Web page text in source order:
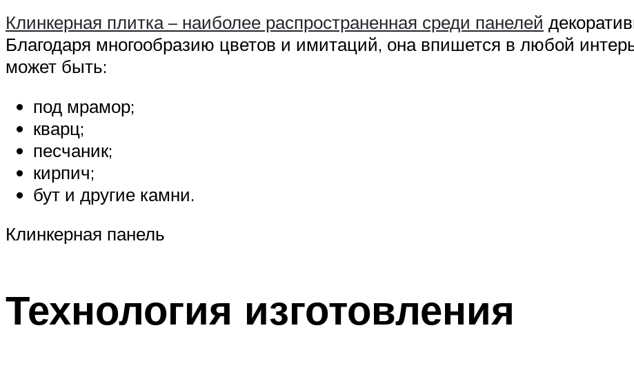
Клинкерная плитка – наиболее распространенная среди панелей
Благодаря многообразию цветов и имитаций, она впишется в любой
может быть:
под мрамор;
кварц;
песчаник;
кирпич;
бут и другие камни.
Клинкерная панель
Технология изготовления